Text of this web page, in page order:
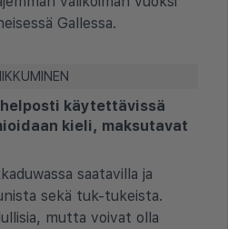
Gallessa.
käytettävissä
kieli, maksutavat
saatavilla ja
sekä tuk-tukeista.
mutta voivat olla